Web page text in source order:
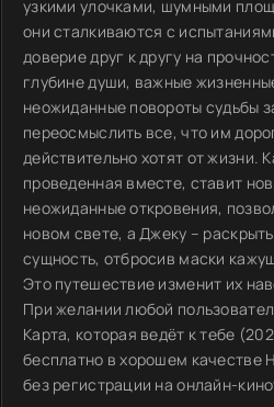
узкими улочками, шумными
они сталкиваются с
доверие друг к другу на
глубине души, важные
неожиданные повороты судьбы
переосмыслить все, что им
действительно хотят от жизни.
проведенная вместе, ставит
неожиданные откровения,
новом свете, а Джеку –
сущность, отбросив маски
Это путешествие изменит их
При желании любой
Карта, которая ведёт к тебе
бесплатно в хорошем качестве
без регистрации на онлайн-